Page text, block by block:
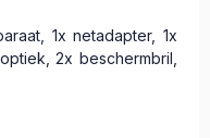
1x netadapter, 1x
2x beschermbril,